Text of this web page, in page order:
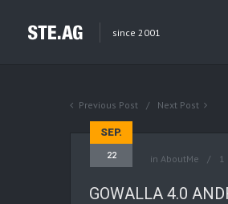
since 2001
Previous Post Next Post
SEP.
22 in AboutMe 1
GOWALLA 4.0